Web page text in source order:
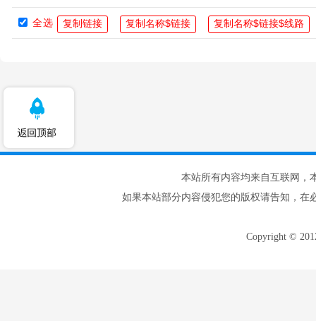
全选
本站所有内容均来自互联网，
如果本站部分内容侵犯您的版权请告知，在
Copyright ©